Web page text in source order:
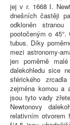
jej v r. 1668 I.
dnešních častěji
odkloněn
pootočeným o
tubus. Díky
mezi astronomy-
jen poměrně
dalekohledu sice
sférického
zejména komou a
jsou tyto vady
Newtonovy
relativním